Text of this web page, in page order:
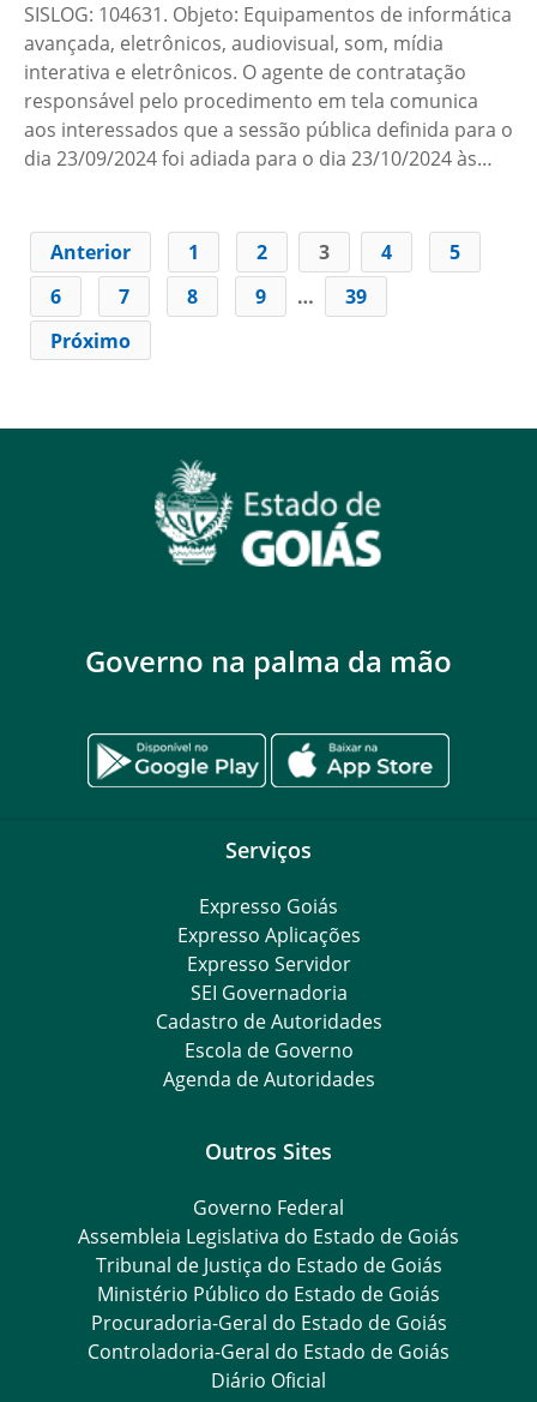
SISLOG: 104631. Objeto: Equipamentos de informática
avançada, eletrônicos, audiovisual, som, mídia
interativa e eletrônicos. O agente de contratação
responsável pelo procedimento em tela comunica
aos interessados que a sessão pública definida para o
dia 23/09/2024 foi adiada para o dia 23/10/2024 às…
Anterior 1 2 3 4
5
6
7 8 9 …
39
Próximo
Governo na palma da mão
Serviços
Expresso Goiás
Expresso Aplicações
Expresso Servidor
SEI Governadoria
Cadastro de Autoridades
Escola de Governo
Agenda de Autoridades
Outros Sites
Governo Federal
Assembleia Legislativa do Estado de Goiás
Tribunal de Justiça do Estado de Goiás
Ministério Público do Estado de Goiás
Procuradoria-Geral do Estado de Goiás
Controladoria-Geral do Estado de Goiás
Diário Oficial